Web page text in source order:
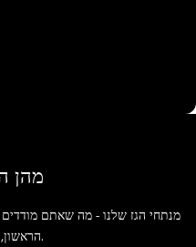
מהן
מנתחי הגז שלנו - מה שאתם
הראשון, ללא פשרות.